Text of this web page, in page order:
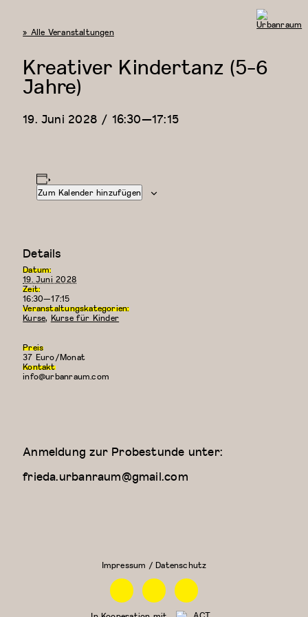
« Alle Veranstaltungen
Kreativer Kindertanz (5-6
Jahre)
19. Juni 2028 / 16:30—17:15
Anmeldung zur Probestunde unter:
frieda.urbanraum@gmail.com
Zum Kalender hinzufügen
Details
Datum:
19. Juni 2028
Zeit:
16:30—17:15
Veranstaltungskategorien:
Kurse, Kurse für Kinder
Preis
37 Euro/Monat
Kontakt
info@urbanraum.com
Impressum / Datenschutz
FacebookInstagramLinkedin